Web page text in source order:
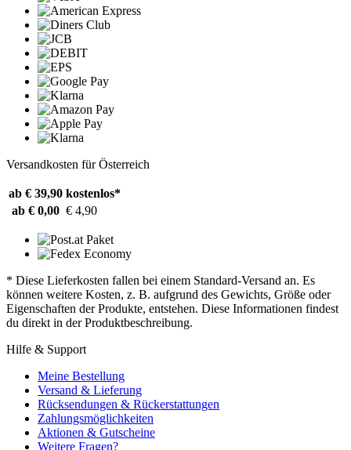
Versandkosten für Österreich
ab € 39,90 kostenlos*
ab € 0,00 € 4,90
* Diese Lieferkosten fallen bei einem Standard-Versand an. Es
können weitere Kosten, z. B. aufgrund des Gewichts, Größe oder
Eigenschaften der Produkte, entstehen. Diese Informationen findest
du direkt in der Produktbeschreibung.
Hilfe & Support
Meine Bestellung
Versand & Lieferung
Rücksendungen & Rückerstattungen
Zahlungsmöglichkeiten
Aktionen & Gutscheine
Weitere Fragen?